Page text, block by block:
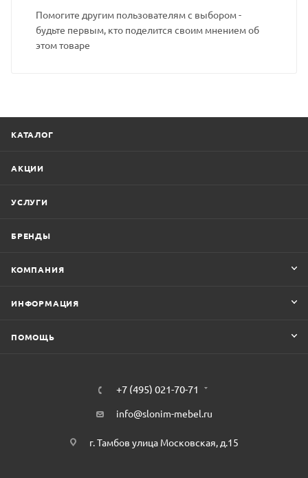
Помогите другим пользователям с выбором -
будьте первым, кто поделится своим мнением об
этом товаре
КАТАЛОГ
АКЦИИ
УСЛУГИ
БРЕНДЫ
КОМПАНИЯ
ИНФОРМАЦИЯ
ПОМОЩЬ
+7 (495) 021-70-71
info@slonim-mebel.ru
г. Тамбов улица Московская, д.15